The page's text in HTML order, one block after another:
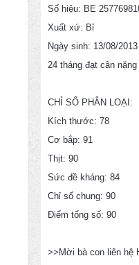
Số hiệu: BE
Xuất xứ: Bỉ
Ngày sinh: 13/08/2013
24 tháng đạt cân
CHỈ SỐ PHÂN LOẠI:
Kích thước: 78
Cơ bắp: 91
Thịt: 90
Sức đề kháng: 84
Chỉ số chung: 90
Điểm tổng số: 90
>>Mời bà con liên hệ